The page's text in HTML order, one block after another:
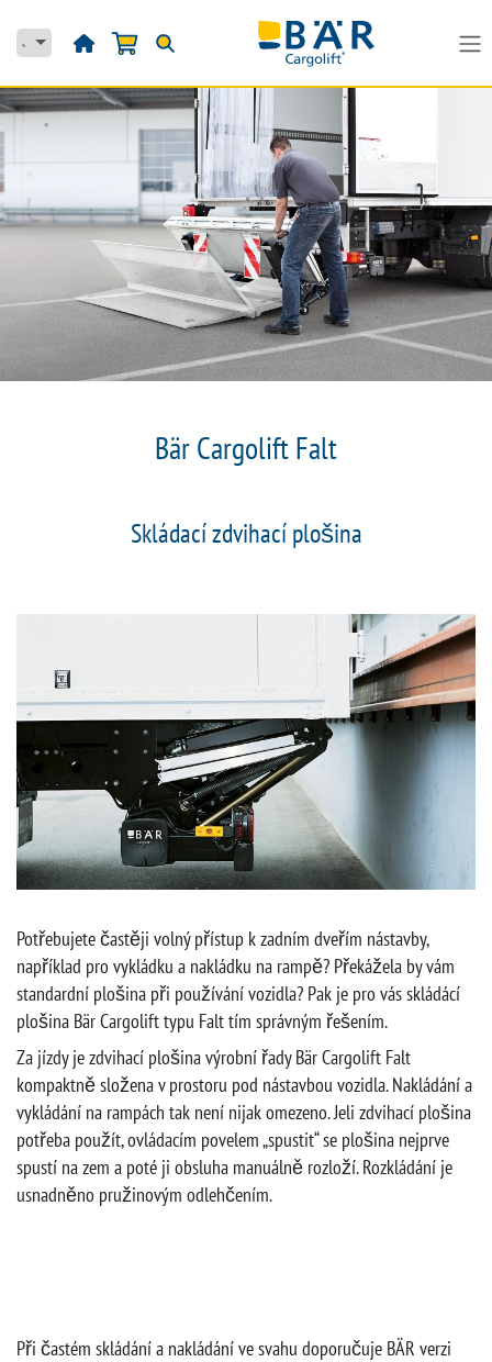
Bär Cargolift Falt
Skládací zdvihací plošina
Potřebujete častěji volný přístup k zadním dveřím nástavby,
například pro vykládku a nakládku na rampě? Překážela by vám
standardní plošina při používání vozidla? Pak je pro vás skládácí
plošina Bär Cargolift typu Falt tím správným řešením.
Za jízdy je zdvihací plošina výrobní řady Bär Cargolift Falt
kompaktně složena v prostoru pod nástavbou vozidla. Nakládání a
vykládání na rampách tak není nijak omezeno. Jeli zdvihací plošina
potřeba použít, ovládacím povelem „spustit“ se plošina nejprve
spustí na zem a poté ji obsluha manuálně rozloží. Rozkládání je
usnadněno pružinovým odlehčením.
Při častém skládání a nakládání ve svahu doporučuje BÄR verzi